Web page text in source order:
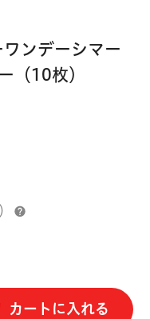
東レ
ワンデーシマー
（10枚）
カートに入れる